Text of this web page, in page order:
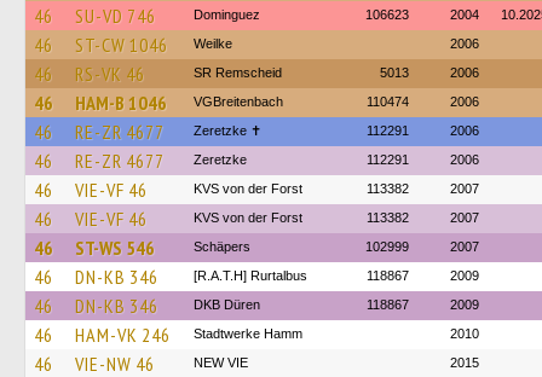
46 SU-VD 746 Dominguez 106623 2004
46 ST-CW 1046 Weilke 2006
46 RS-VK 46 SR Remscheid 5013 2006
46 HAM-B 1046 VGBreitenbach 110474 2006
46 RE-ZR 4677 Zeretzke ✝ 112291 2006
46 RE-ZR 4677 Zeretzke 112291 2006
46 VIE-VF 46 KVS von der Forst 113382 2007
46 VIE-VF 46 KVS von der Forst 113382 2007
46 ST-WS 546 Schäpers 102999 2007
46 DN-KB 346 [R.A.T.H] Rurtalbus 118867 2009
46 DN-KB 346 DKB Düren 118867 2009
46 HAM-VK 246 Stadtwerke Hamm 2010
46 VIE-NW 46 NEW VIE 2015